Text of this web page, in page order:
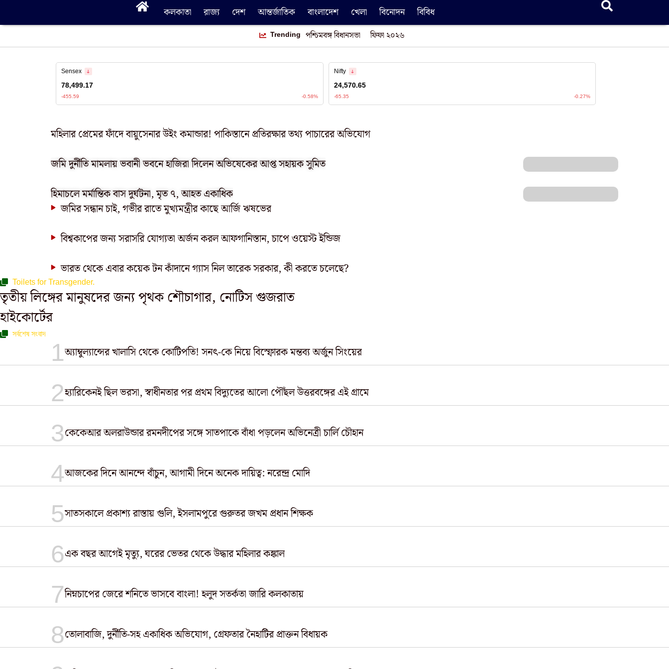
কলকাতা রাজ্য দেশ আন্তর্জাতিক বাংলাদেশ খেলা বিনোদন বিবিধ
Trending পশ্চিমবঙ্গ বিধানসভা ফিফা ২০২৬
মহিলার প্রেমের ফাঁদে বায়ুসেনার উইং কমান্ডার! পাকিস্তানে প্রতিরক্ষার তথ্য পাচারের অভিযোগ
জমি দুর্নীতি মামলায় ভবানী ভবনে হাজিরা দিলেন অভিষেকের আপ্ত সহায়ক সুমিত
হিমাচলে মর্মান্তিক বাস দুর্ঘটনা, মৃত ৭, আহত একাধিক
জমির সন্ধান চাই, গভীর রাতে মুখ্যমন্ত্রীর কাছে আর্জি ঋষভের
বিশ্বকাপের জন্য সরাসরি যোগ্যতা অর্জন করল আফগানিস্তান, চাপে ওয়েস্ট ইন্ডিজ
ভারত থেকে এবার কয়েক টন কাঁদানে গ্যাস নিল তারেক সরকার, কী করতে চলেছে?
Toilets for Transgender.
তৃতীয় লিঙ্গের মানুষদের জন্য পৃথক শৌচাগার, নোটিস গুজরাত
হাইকোর্টের
সর্বশেষ সংবাদ
অ্যাম্বুল্যান্সের খালাসি থেকে কোটিপতি! সনৎ-কে নিয়ে বিস্ফোরক মন্তব্য অর্জুন সিংয়ের
হ্যারিকেনই ছিল ভরসা, স্বাধীনতার পর প্রথম বিদ্যুতের আলো পৌঁছল উত্তরবঙ্গের এই গ্রামে
কেকেআর অলরাউন্ডার রমনদীপের সঙ্গে সাতপাকে বাঁধা পড়লেন অভিনেত্রী চার্লি চৌহান
আজকের দিনে আনন্দে বাঁচুন, আগামী দিনে অনেক দায়িত্ব: নরেন্দ্র মোদি
সাতসকালে প্রকাশ্য রাস্তায় গুলি, ইসলামপুরে গুরুতর জখম প্রধান শিক্ষক
এক বছর আগেই মৃত্যু, ঘরের ভেতর থেকে উদ্ধার মহিলার কঙ্কাল
নিম্নচাপের জেরে শনিতে ভাসবে বাংলা! হলুদ সতর্কতা জারি কলকাতায়
তোলাবাজি, দুর্নীতি-সহ একাধিক অভিযোগ, গ্রেফতার নৈহাটির প্রাক্তন বিধায়ক